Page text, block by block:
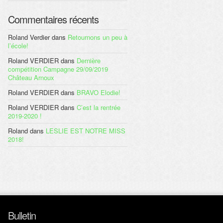
Commentaires récents
Roland Verdierdans Retournons un peu à
l’école!
Roland VERDIER dans Dernière
compétition Campagne 29/09/2019
Château Arnoux
Roland VERDIER dans BRAVO Elodie!
Roland VERDIER dans C’est la rentrée
2019-2020 !
Roland dans LESLIE EST NOTRE MISS
2018!
Bulletin